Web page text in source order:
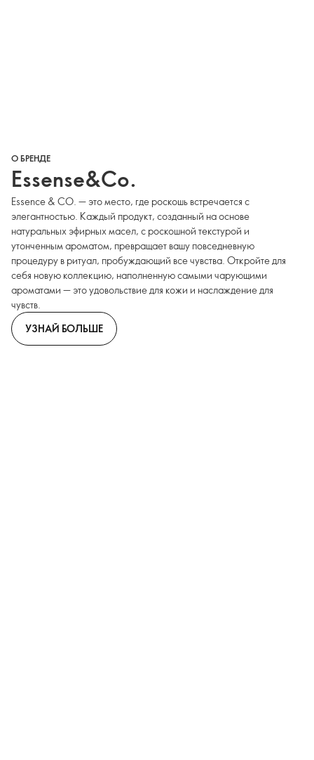
О БРЕНДЕ
Essense&Co.
Essence & CO. — это место, где роскошь встречается с
элегантностью. Каждый продукт, созданный на основе
натуральных эфирных масел, с роскошной текстурой и
утонченным ароматом, превращает вашу повседневную
процедуру в ритуал, пробуждающий все чувства. Откройте для
себя новую коллекцию, наполненную самыми чарующими
ароматами — это удовольствие для кожи и наслаждение для
чувств.
УЗНАЙ БОЛЬШЕ